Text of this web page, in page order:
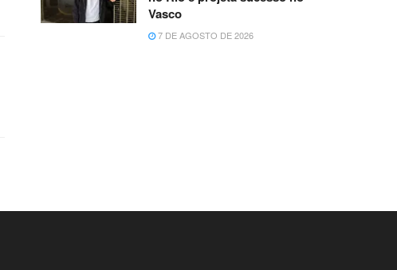
Vasco
7 DE AGOSTO DE 2026